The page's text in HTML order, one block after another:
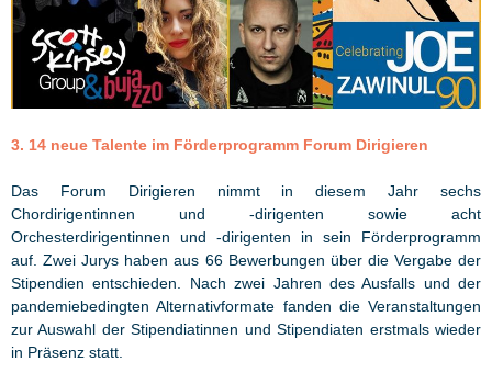
3. 14 neue Talente im Förderprogramm Forum Dirigieren
Das Forum Dirigieren nimmt in diesem Jahr sechs
Chordirigentinnen und -dirigenten sowie acht
Orchesterdirigentinnen und -dirigenten in sein Förderprogramm
auf. Zwei Jurys haben aus 66 Bewerbungen über die Vergabe der
Stipendien entschieden. Nach zwei Jahren des Ausfalls und der
pandemiebedingten Alternativformate fanden die Veranstaltungen
zur Auswahl der Stipendiatinnen und Stipendiaten erstmals wieder
in Präsenz statt.